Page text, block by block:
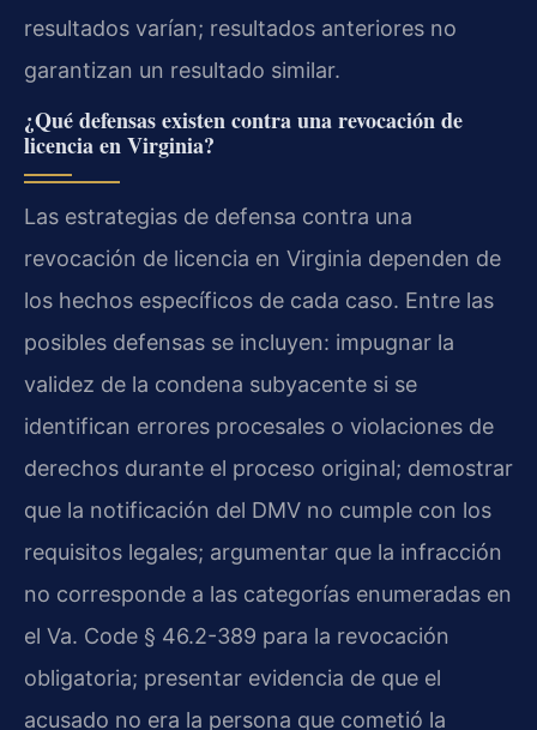
resultados varían; resultados anteriores no
garantizan un resultado similar.
¿Qué defensas existen contra una revocación de
licencia en Virginia?
Las estrategias de defensa contra una
revocación de licencia en Virginia dependen de
los hechos específicos de cada caso. Entre las
posibles defensas se incluyen: impugnar la
validez de la condena subyacente si se
identifican errores procesales o violaciones de
derechos durante el proceso original; demostrar
que la notificación del DMV no cumple con los
requisitos legales; argumentar que la infracción
no corresponde a las categorías enumeradas en
el Va. Code § 46.2-389 para la revocación
obligatoria; presentar evidencia de que el
acusado no era la persona que cometió la